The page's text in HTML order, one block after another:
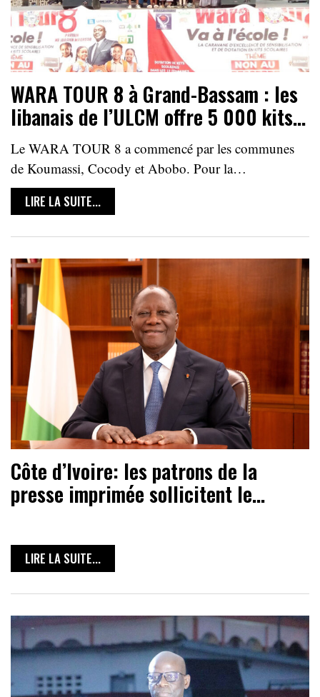
WARA TOUR 8 à Grand-Bassam : les
libanais de l’ULCM offre 5 000 kits…
Le WARA TOUR 8 a commencé par les communes
de Koumassi, Cocody et Abobo. Pour la…
LIRE LA SUITE...
Côte d’Ivoire: les patrons de la
presse imprimée sollicitent le…
LIRE LA SUITE...